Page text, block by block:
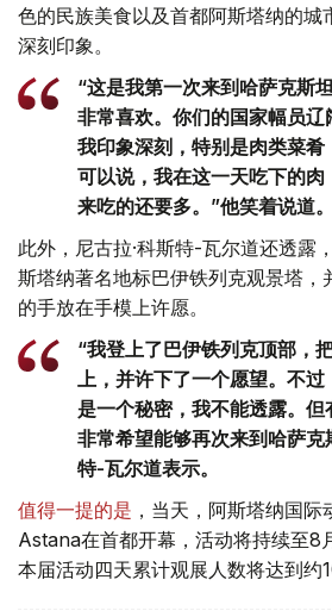
色的民族美食以及首都阿斯塔纳的城
深刻印象。
“这是我第一次来到哈萨克斯
非常喜欢。你们的国家幅员
我印象深刻，特别是肉类菜
可以说，我在这一天吃下的
来吃的还要多。”他笑着说道。
此外，尼古拉·科斯特-瓦尔道还透露
斯塔纳著名地标巴伊铁列克观景塔，
的手放在手模上许愿。
“我登上了巴伊铁列克顶部，
上，并许下了一个愿望。不
是一个秘密，我不能透露。
非常希望能够再次来到哈萨克
特-瓦尔道表示。
值得一提的是 ，当天，阿斯塔纳国
Astana在首都开幕，活动将持续至8
本届活动四天累计观展人数将达到约